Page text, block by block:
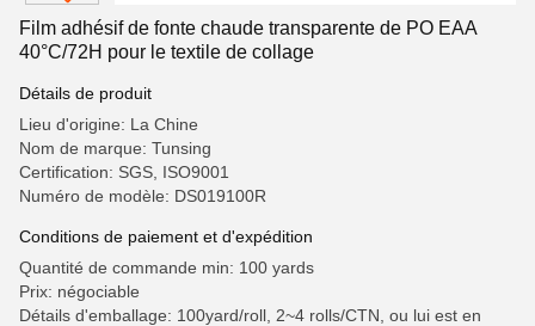
Film adhésif de fonte chaude transparente de PO EAA
40°C/72H pour le textile de collage
Détails de produit
Lieu d'origine: La Chine
Nom de marque: Tunsing
Certification: SGS, ISO9001
Numéro de modèle: DS019100R
Conditions de paiement et d'expédition
Quantité de commande min: 100 yards
Prix: négociable
Détails d'emballage: 100yard/roll, 2~4 rolls/CTN, ou lui est en